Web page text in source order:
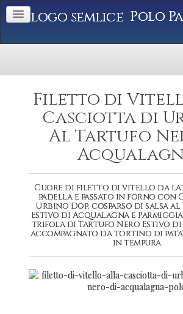
Polo
Filetto di
Casciotta di
Al Tartufo
Cuore di filetto di vitello da
padella e passato in forno con
Urbino Dop, cosparso di salsa
Estivo di Acqualagna e
trifola di Tartufo Nero Estivo di
accompagnato da tortino di
in tempura